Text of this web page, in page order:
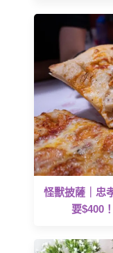
怪獸披薩｜忠
要$400